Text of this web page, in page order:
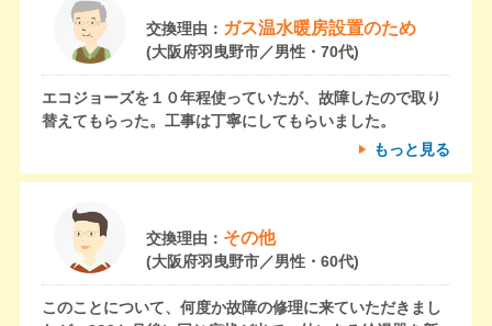
交換理由： ガス温水暖房設置のため
(大阪府羽曳野市／男性・70代)
エコジョーズを１０年程使っていたが、故障したので取り
替えてもらった。工事は丁寧にしてもらいました。
もっと見る
交換理由： その他
(大阪府羽曳野市／男性・60代)
このことについて、何度か故障の修理に来ていただきまし